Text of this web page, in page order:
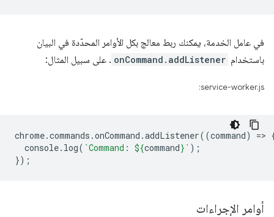
في عامل الخدمة، يمكنك ربط معالج بكل الأوامر المحدّدة في البيان
باستخدام onCommand.addListener . على سبيل المثال:
service-worker.js:
chrome.commands .onCommand .addListener((command) =>
console. log( `Command: ${command} ` );
});
أوامر الإجراءات